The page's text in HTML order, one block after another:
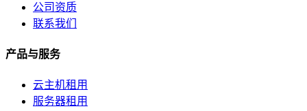
加入我们
企业文化
公司资质
联系我们
产品与服务
云主机租用
服务器租用